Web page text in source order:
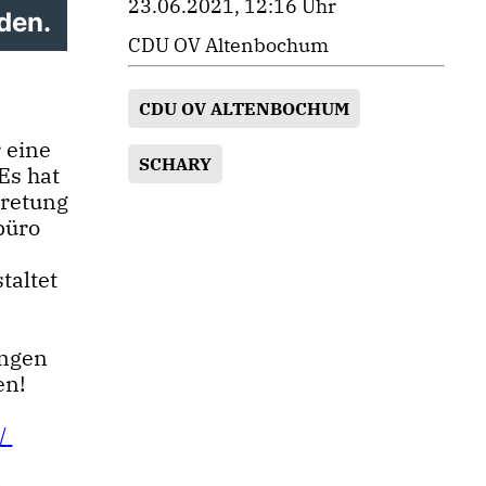
eine
hat
23.06.2021, 12:16 Uhr
CDU OV Altenbochum
CDU OV ALTENBOCHUM
SCHARY